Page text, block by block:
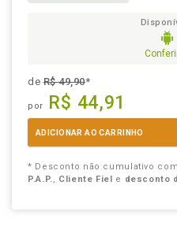
deR$ 49,90*
por R$ 44,91
ADICIONAR AO CARRINHO
* Desconto não cumulativo
P.A.P., Cliente Fiel e desconto